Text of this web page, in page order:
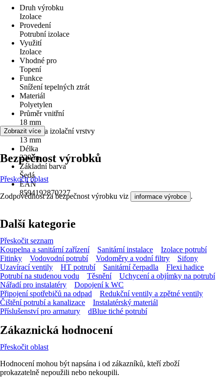
Druh výrobku
Izolace
Provedení
Potrubní izolace
Využití
Izolace
Vhodné pro
Topení
Funkce
Snížení tepelných ztrát
Materiál
Polyetylen
Průměr vnitřní
18 mm
Tloušťka izolační vrstvy
13 mm
Délka
220 m
Základní barva
Šedá
EAN
8594192870227
Zobrazit více
Bezpečnost výrobků
Přeskočit oblast
Zodpovědnost za bezpečnost výrobku viz informace výrobce .
Další kategorie
Přeskočit seznam
Koupelna a sanitární zařízení
Sanitární instalace
Izolace potrubí
Fitinky
Vodovodní potrubí Vodoměry a vodní filtry
Sifony
Uzavírací ventily
HT potrubí Sanitární čerpadla
Flexi hadice
Potrubí na studenou vodu
Těsnění
Uchycení a objímky na potrubí
Nářadí pro instalatéry
Dopojení k WC
Připojení spotřebičů na odpad
Redukční ventily a zpětné ventily
Čištění potrubí a kanalizace
Instalatérský materiál
Příslušenství pro armatury
dBlue tiché potrubí
Zákaznická hodnocení
Přeskočit oblast
Hodnocení mohou být napsána i od zákazníků, kteří zboží
prokazatelně nepoužili nebo nekoupili.